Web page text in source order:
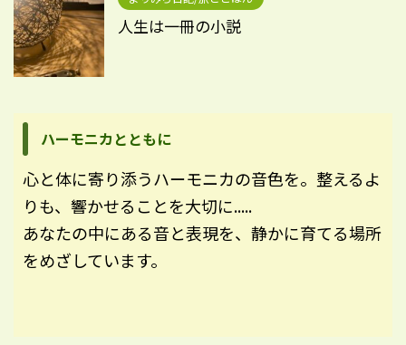
人生は一冊の小説
ハーモニカとともに
心と体に寄り添うハーモニカの音色を。整えるよ
りも、響かせることを大切に.....
あなたの中にある音と表現を、静かに育てる場所
をめざしています。